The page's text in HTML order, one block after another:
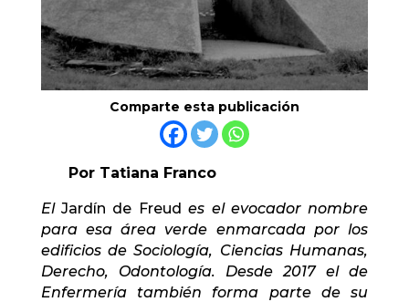
Comparte esta publicación
Por Tatiana Franco
ElJardín de Freudes el evocador nombre
para esa área verde enmarcada por los
edificios de Sociología, Ciencias Humanas,
Derecho, Odontología. Desde 2017 el de
Enfermería también forma parte de su